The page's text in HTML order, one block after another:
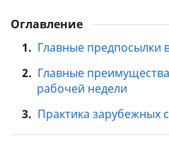
Оглавление
1. Главные предпосылки
2. Главные
рабочей недели
3. Практика зарубежных